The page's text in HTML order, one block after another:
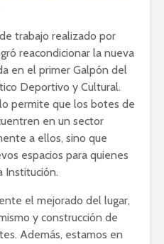
trabajo realizado por
reacondicionar la nueva
en el primer Galpón del
Deportivo y Cultural.
permite que los botes de
en un sector
a ellos, sino que
espacios para quienes
Institución.
el mejorado del lugar,
y construcción de
Además, estamos en